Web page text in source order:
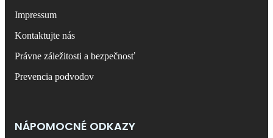
Impressum
Kontaktujte nás
Právne záležitosti a bezpečnosť
Prevencia podvodov
NÁPOMOCNÉ ODKAZY